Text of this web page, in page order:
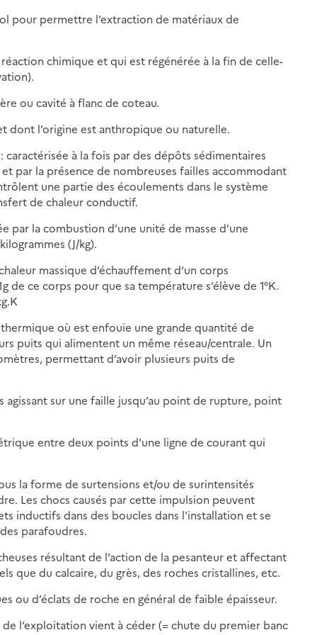
pour permettre l’extraction de matériaux de
chimique et qui est régénérée à la fin de celle-
ou cavité à flanc de coteau.
dont l’origine est anthropique ou naturelle.
caractérisée à la fois par des dépôts sédimentaires
par la présence de nombreuses failles accommodant
une partie des écoulements dans le système
de chaleur conductif.
par la combustion d’une unité de masse d’une
(J/kg).
massique d’échauffement d’un corps
ce corps pour que sa température s’élève de 1°K.
où est enfouie une grande quantité de
puits qui alimentent un même réseau/centrale. Un
permettant d’avoir plusieurs puits de
sur une faille jusqu’au point de rupture, point
entre deux points d'une ligne de courant qui
la forme de surtensions et/ou de surintensités
Les chocs causés par cette impulsion peuvent
inductifs dans des boucles dans l'installation et se
parafoudres.
résultant de l’action de la pesanteur et affectant
que du calcaire, du grès, des roches cristallines, etc.
ou d’éclats de roche en général de faible épaisseur.
l’exploitation vient à céder (= chute du premier banc